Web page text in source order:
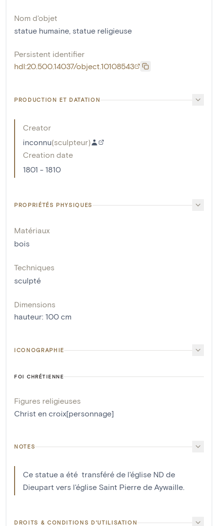
Nom d'objet
statue humaine, statue religieuse
Persistent identifier
hdl:20.500.14037/object.10108543
PRODUCTION ET DATATION
Creator
inconnu(sculpteur)
Creation date
1801 - 1810
PROPRIÉTÉS PHYSIQUES
Matériaux
bois
Techniques
sculpté
Dimensions
hauteur: 100 cm
ICONOGRAPHIE
FOI CHRÉTIENNE
Figures religieuses
Christ en croix[personnage]
NOTES
Ce statue a été transféré de l'église ND de
Dieupart vers l'église Saint Pierre de Aywaille.
DROITS & CONDITIONS D'UTILISATION